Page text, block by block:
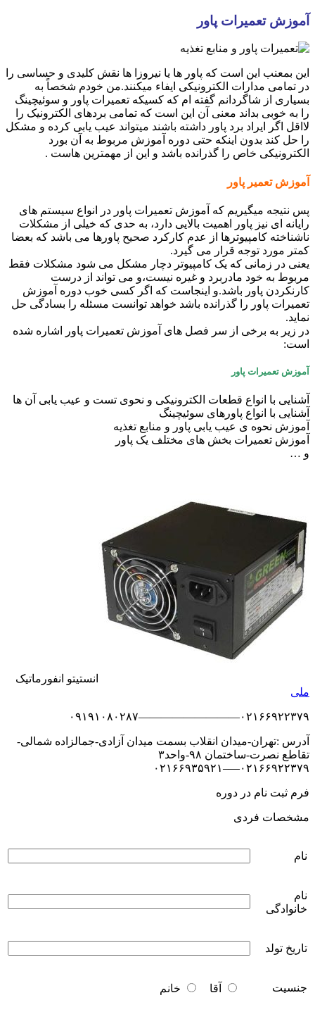
آموزش تعمیرات پاور
این بمعنب این است که پاور ها یا نیروزا ها نقش کلیدی و حساسی را
در تمامی مدارات الکترونیکی ایفاء میکنند.من خودم شخصاً به
بسیاری از شاگردانم گفته ام که کسیکه تعمیرات پاور و سوئیچینگ
را به خوبی بداند معنی آن این است که تمامی بردهای الکترونیک را
لااقل اگر ایراد برد پاور داشته باشند میتواند عیب یابی کرده و مشکل
را حل کند بدون اینکه حتی دوره آموزش مربوط به آن بورد
الکترونیکی خاص را گذرانده باشد و این از مهمترین هاست .
آموزش تعمیر پاور
پس نتیجه میگیریم که آموزش تعمیرات پاور در انواع سیستم های
رایانه ای نیز پاور اهمیت بالایی دارد، به حدی که خیلی از مشکلات
ناشناخته کامپیوترها از عدم کارکرد صحیح پاورها می باشد که بعضا
کمتر مورد توجه قرار می گیرد.
یعنی در زمانی که یک کامپیوتر دچار مشکل می شود مشکلات فقط
مربوط به خود مادربرد و غیره نیست،و می تواند از درست
کارنکردن پاور باشد.و اینجاست که اگر کسی خوب دوره آموزش
تعمیرات پاور را گذرانده باشد خواهد توانست مسئله را بسادگی حل
نماید.
در زیر به برخی از سر فصل های آموزش تعمیرات پاور اشاره شده
است:
آموزش تعمیرات پاور
آشنایی با انواع قطعات الکترونیکی و نحوی تست و عیب یابی آن ها
آشنایی با انواع پاورهای سوئیچینگ
آموزش نحوه ی عیب یابی پاور و منابع تغذیه
آموزش تعمیرات بخش های مختلف یک پاور
و …
انستیتو انفورماتیک
ملی
۰۲۱۶۶۹۲۲۳۷۹—————————۰۹۱۹۱۰۸۰۲۸۷
آدرس :تهران-میدان انقلاب بسمت میدان آزادی-جمالزاده شمالی-
تقاطع نصرت-ساختمان ۹۸-واحد۳
۰۲۱۶۶۹۲۲۳۷۹—–۰۲۱۶۶۹۳۵۹۲۱
فرم ثبت نام در دوره
مشخصات فردی
نام
نام
خانوادگی
تاریخ تولد
جنسیت آقا خانم